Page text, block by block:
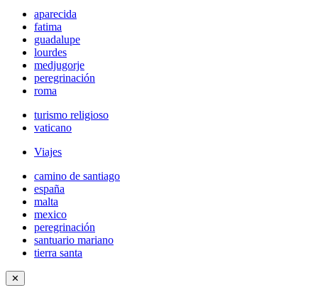
aparecida
fatima
guadalupe
lourdes
medjugorje
peregrinación
roma
turismo religioso
vaticano
Viajes
camino de santiago
españa
malta
mexico
peregrinación
santuario mariano
tierra santa
✕